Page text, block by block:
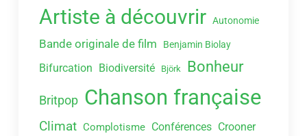
Artiste à découvrir Autonomie
Bande originale de film Benjamin Biolay
Bifurcation Biodiversité Björk Bonheur
Britpop Chanson française
Climat Complotisme Conférences Crooner